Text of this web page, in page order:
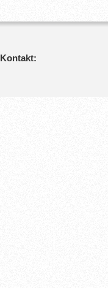
Kontakt: